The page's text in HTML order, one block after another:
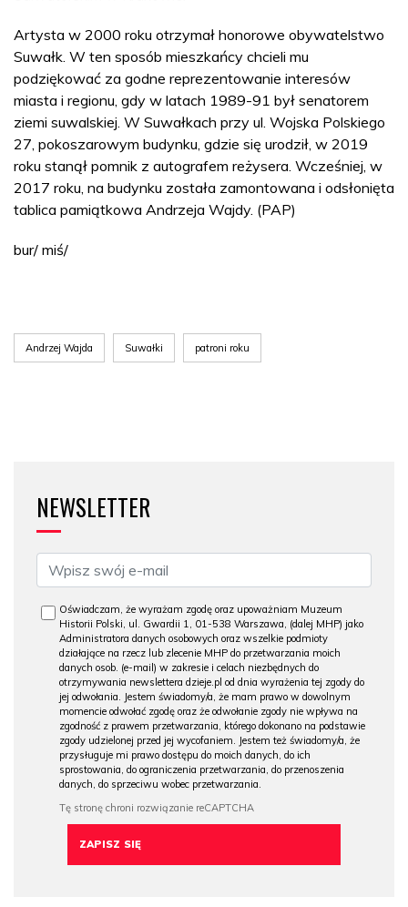
Artysta w 2000 roku otrzymał honorowe obywatelstwo
Suwałk. W ten sposób mieszkańcy chcieli mu
podziękować za godne reprezentowanie interesów
miasta i regionu, gdy w latach 1989-91 był senatorem
ziemi suwalskiej. W Suwałkach przy ul. Wojska Polskiego
27, pokoszarowym budynku, gdzie się urodził, w 2019
roku stanął pomnik z autografem reżysera. Wcześniej, w
2017 roku, na budynku została zamontowana i odsłonięta
tablica pamiątkowa Andrzeja Wajdy. (PAP)
bur/ miś/
Andrzej Wajda Suwałki patroni roku
NEWSLETTER
Oświadczam, że wyrażam zgodę oraz upoważniam Muzeum
Historii Polski, ul. Gwardii 1, 01-538 Warszawa, (dalej MHP) jako
Administratora danych osobowych oraz wszelkie podmioty
działające na rzecz lub zlecenie MHP do przetwarzania moich
danych osob. (e-mail) w zakresie i celach niezbędnych do
otrzymywania newslettera dzieje.pl od dnia wyrażenia tej zgody do
jej odwołania. Jestem świadomy/a, że mam prawo w dowolnym
momencie odwołać zgodę oraz że odwołanie zgody nie wpływa na
zgodność z prawem przetwarzania, którego dokonano na podstawie
zgody udzielonej przed jej wycofaniem. Jestem też świadomy/a, że
przysługuje mi prawo dostępu do moich danych, do ich
sprostowania, do ograniczenia przetwarzania, do przenoszenia
danych, do sprzeciwu wobec przetwarzania.